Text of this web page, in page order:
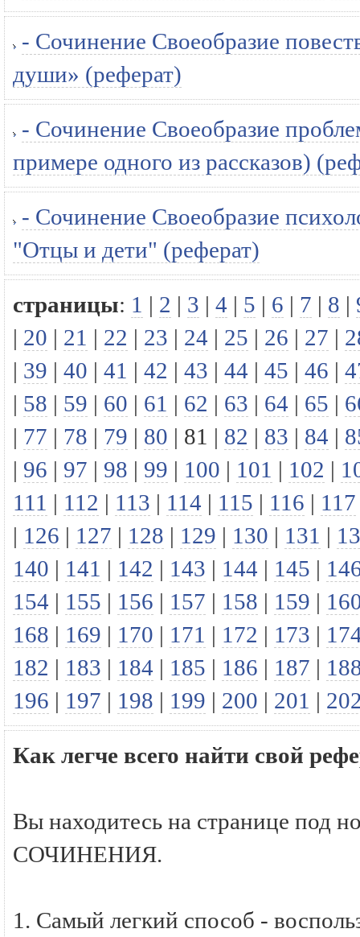
- Сочинение Своеобразие
души» (реферат)
- Сочинение Своеобразие
примере одного из рассказов)
- Сочинение Своеобразие
"Отцы и дети" (реферат)
страницы: 1 | 2 | 3 | 4 | 5 | 6 | 7 | 8 |
| 20 | 21 | 22 | 23 | 24 | 25 | 26 | 27 |
| 39 | 40 | 41 | 42 | 43 | 44 | 45 | 46 |
| 58 | 59 | 60 | 61 | 62 | 63 | 64 | 65 |
| 77 | 78 | 79 | 80 | 81 | 82 | 83 | 84 |
| 96 | 97 | 98 | 99 | 100 | 101 | 102 |
111 | 112 | 113 | 114 | 115 | 116 | 117
| 126 | 127 | 128 | 129 | 130 | 131 |
140 | 141 | 142 | 143 | 144 | 145 |
154 | 155 | 156 | 157 | 158 | 159 |
168 | 169 | 170 | 171 | 172 | 173 |
182 | 183 | 184 | 185 | 186 | 187 |
196 | 197 | 198 | 199 | 200 | 201 |
Как легче всего найти свой
Вы находитесь на странице под
СОЧИНЕНИЯ.
1. Самый легкий способ -